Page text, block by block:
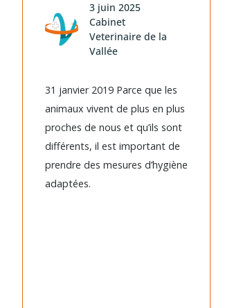
3 juin 2025
Cabinet
Veterinaire de la
Vallée
31 janvier 2019 Parce que les
animaux vivent de plus en plus
proches de nous et qu’ils sont
différents, il est important de
prendre des mesures d’hygiène
adaptées.